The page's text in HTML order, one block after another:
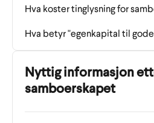
Hva koster tinglysning for
Hva betyr "egenkapital til
Nyttig informasjon
samboerskapet